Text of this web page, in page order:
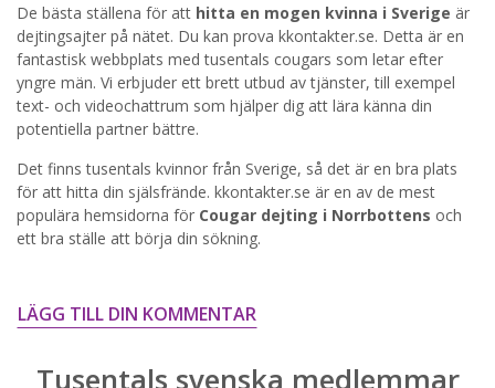
Genom att registrera godkänner jagVillkoren och
Sekretesspolicyn
. Jag godkänner att ta emot information och
reklam via e-post från hemsidans operatörer. Jag kan dra
tillbaka godkännande när jag vill.
STARTA NU!
De bästa ställena för att hitta en mogen kvinna i Sverige är
dejtingsajter på nätet. Du kan prova kkontakter.se. Detta är en
fantastisk webbplats med tusentals cougars som letar efter
yngre män. Vi erbjuder ett brett utbud av tjänster, till exempel
text- och videochattrum som hjälper dig att lära känna din
potentiella partner bättre.
Det finns tusentals kvinnor från Sverige, så det är en bra plats
för att hitta din själsfrände. kkontakter.se är en av de mest
populära hemsidorna för Cougar dejting i Norrbottens och
ett bra ställe att börja din sökning.
LÄGG TILL DIN KOMMENTAR
Tusentals svenska medlemmar